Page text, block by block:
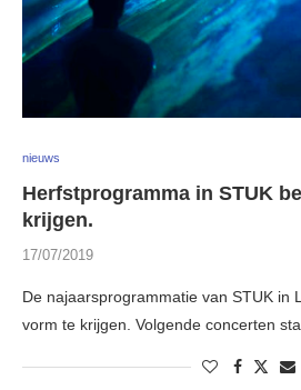
nieuws
Herfstprogramma in STUK
krijgen.
17/07/2019
De najaarsprogrammatie van STUK in
vorm te krijgen. Volgende concerten